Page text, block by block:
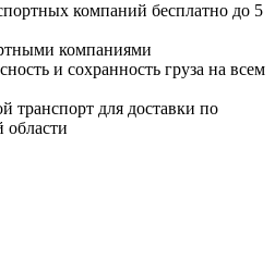
компаний бесплатно до 5
компаниями
и сохранность груза на всем
транспорт для доставки по